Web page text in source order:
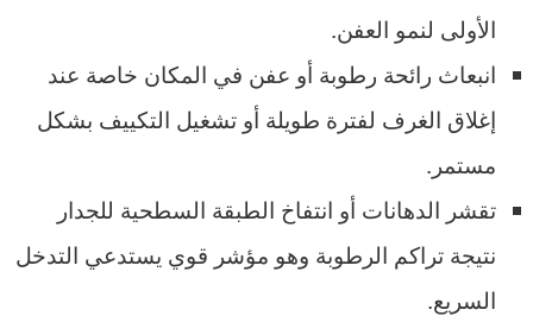
الأولى لنمو العفن.
انبعاث رائحة رطوبة أو عفن في المكان خاصة عند
إغلاق الغرف لفترة طويلة أو تشغيل التكييف بشكل
مستمر.
تقشر الدهانات أو انتفاخ الطبقة السطحية للجدار
نتيجة تراكم الرطوبة وهو مؤشر قوي يستدعي التدخل
السريع.